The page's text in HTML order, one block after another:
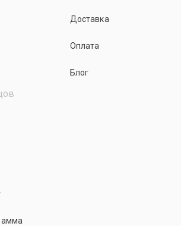
Доставка
Оплата
Блог